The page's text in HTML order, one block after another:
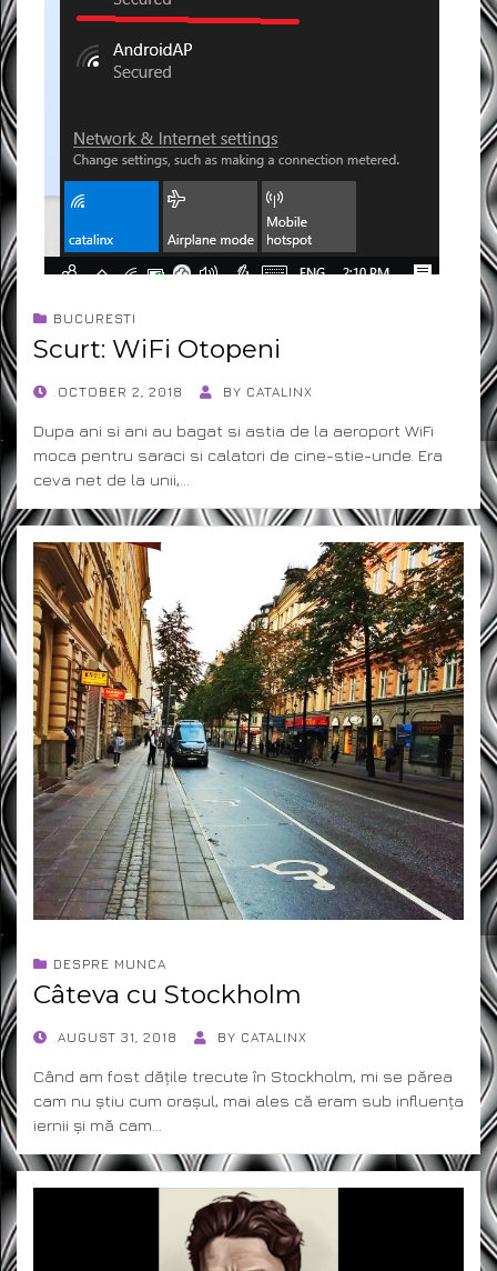
BUCURESTI
Scurt: WiFi Otopeni
POSTEDOCTOBER 2, 2018 BY CATALINX
Dupa ani si ani au bagat si astia de la aeroport WiFi
moca pentru saraci si calatori de cine-stie-unde. Era
ceva net de la unii,…
DESPRE MUNCA
Câteva cu Stockholm
POSTEDAUGUST 31, 2018 BY CATALINX
Când am fost dățile trecute în Stockholm, mi se părea
cam nu știu cum orașul, mai ales că eram sub influența
iernii și mă cam…